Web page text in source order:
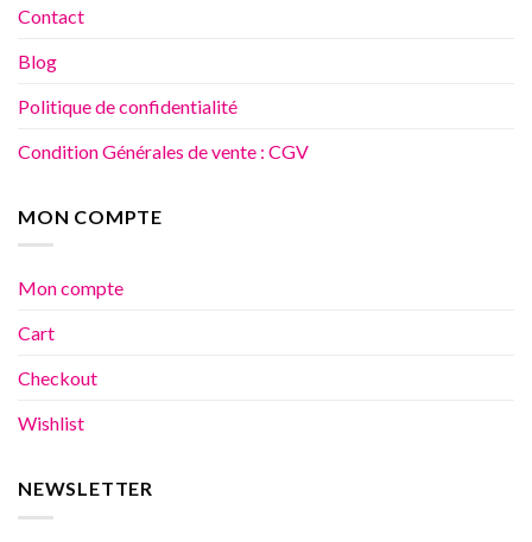
Contact
Blog
Politique de confidentialité
Condition Générales de vente : CGV
MON COMPTE
Mon compte
Cart
Checkout
Wishlist
NEWSLETTER